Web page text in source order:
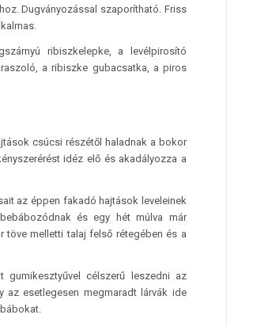
Dugványozással szaporítható. Friss
ribiszkelepke, a levélpirosító
a ribiszke gubacsatka, a piros
csúcsi részétől haladnak a bokor
idéz elő és akadályozza a
az éppen fakadó hajtások leveleinek
és egy hét múlva már
töve melletti talaj felső rétegében és a
gumikesztyűvel célszerű leszedni az
az esetlegesen megmaradt lárvák ide